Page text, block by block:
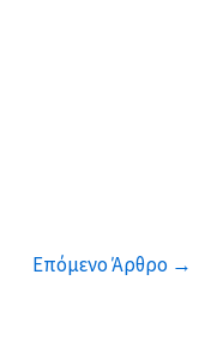
Επόμενο Άρθρο →